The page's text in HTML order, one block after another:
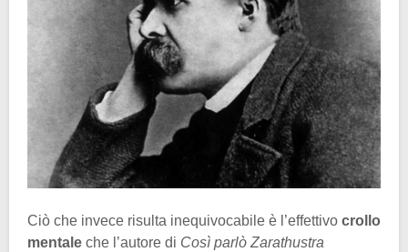
Ciò che invece risulta inequivocabile è l’effettivo crollo
mentale che l’autore di Così parlò Zarathustra